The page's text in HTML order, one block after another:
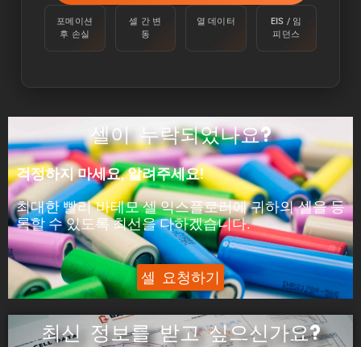
하여 측정합니다.
ýùÉÙäêýºÇ:
정전류로 하한 전압에 도달할 때까지 셀을 방전하
ýä▒ÙèÑ:
피크 전력은 셀이 5분 동안 공급할 수 있는 전력입
니다.
ýáäÙÑÿ:
피크 전류는 셀이 5분 동안 공급할 수 있는 전류입
니다.
포메이션
후 손실
셀 간 변
동
열 데이터
EIS / 임
피던스
셀이 누락되었나요?
걱정하지 마세요, 알려주세요!
최대한 빨리 바테모 셀 익스플로러에 귀하의 셀을 등
록할 수 있도록 최선을 다하겠습니다.
셀 요청하기
최신 정보를 받고 싶으신가요?